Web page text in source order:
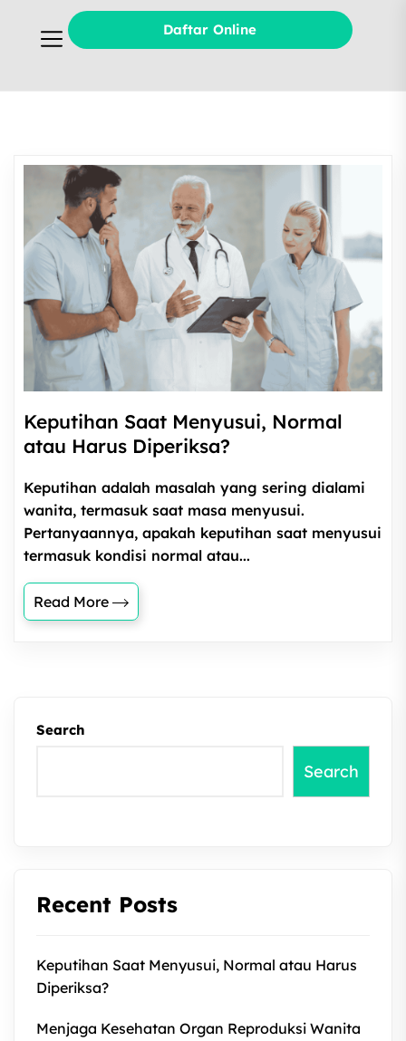
Daftar Online
Keputihan Saat Menyusui, Normal
atau Harus Diperiksa?
Keputihan adalah masalah yang sering dialami
wanita, termasuk saat masa menyusui.
Pertanyaannya, apakah keputihan saat menyusui
termasuk kondisi normal atau...
Read More
Search
Search
Recent Posts
Keputihan Saat Menyusui, Normal atau Harus
Diperiksa?
Menjaga Kesehatan Organ Reproduksi Wanita